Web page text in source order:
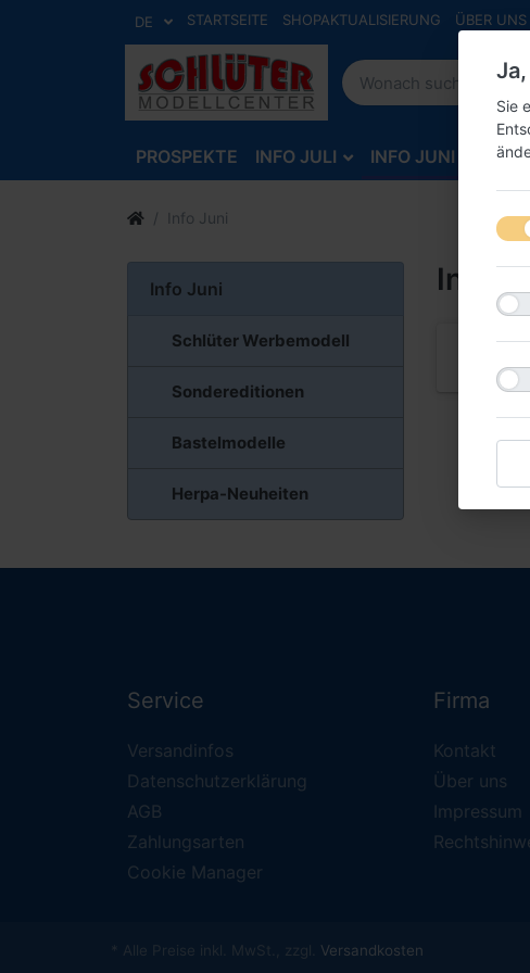
DE STARTSEITE SHOPAKTUALISIERUNG ÜBER UNS
PROSPEKTE INFO JULI INFO JUNI
Info Juni
Info Juni
Schlüter Werbemodell
Sondereditionen
Bastelmodelle
Herpa-Neuheiten
Info
Schlüter
Service
Versandinfos
Datenschutzerklärung
AGB
Zahlungsarten
Cookie Manager
Firma
Kontakt
Über uns
Impressum
* Alle Preise inkl. MwSt., zzgl. Versandkosten
Sie